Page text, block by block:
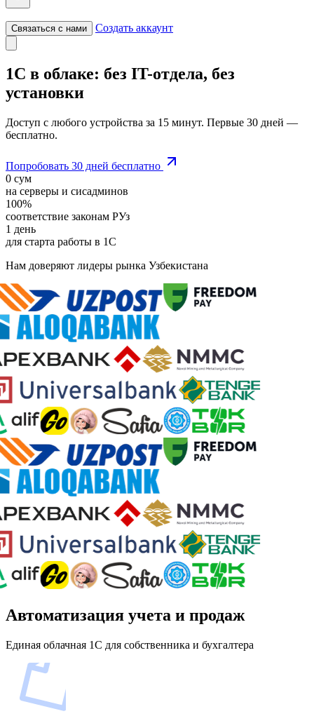
Связаться с нами Создать аккаунт
1С в облаке: без IT-отдела, без
установки
Доступ с любого устройства за 15 минут. Первые 30 дней —
бесплатно.
Попробовать 30 дней бесплатно
0 сум
на серверы и сисадминов
100%
соответствие законам РУз
1 день
для старта работы в 1С
Нам доверяют лидеры рынка Узбекистана
Автоматизация учета и продаж
Единая облачная 1С для собственника и бухгалтера